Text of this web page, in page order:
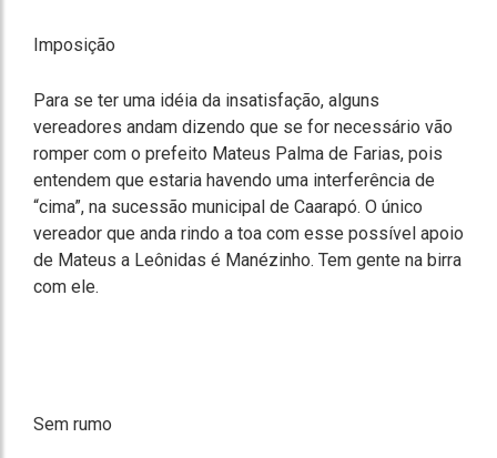
Imposição
Para se ter uma idéia da insatisfação, alguns
vereadores andam dizendo que se for necessário vão
romper com o prefeito Mateus Palma de Farias, pois
entendem que estaria havendo uma interferência de
“cima”, na sucessão municipal de Caarapó. O único
vereador que anda rindo a toa com esse possível apoio
de Mateus a Leônidas é Manézinho. Tem gente na birra
com ele.
Sem rumo